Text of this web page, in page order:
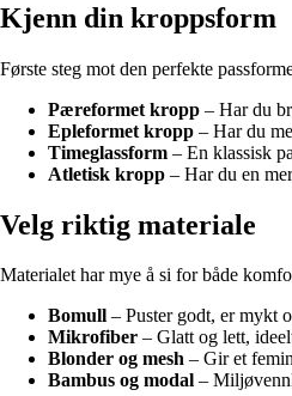
Kjenn din kroppsform
Første steg mot den perfekte
Pæreformet kropp – Har du
Epleformet kropp – Har du
Timeglassform – En klassisk
Atletisk kropp – Har du en
Velg riktig materiale
Materialet har mye å si for både
Bomull – Puster godt, er mykt
Mikrofiber – Glatt og lett,
Blonder og mesh – Gir et
Bambus og modal –